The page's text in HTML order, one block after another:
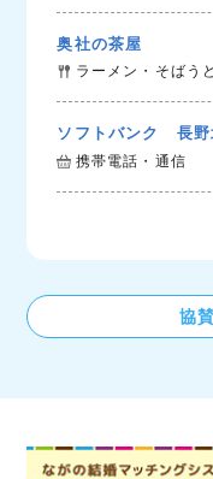
奥社の茶屋
ラーメン・そばう
ソフトバンク 長野
携帯電話・通信
協